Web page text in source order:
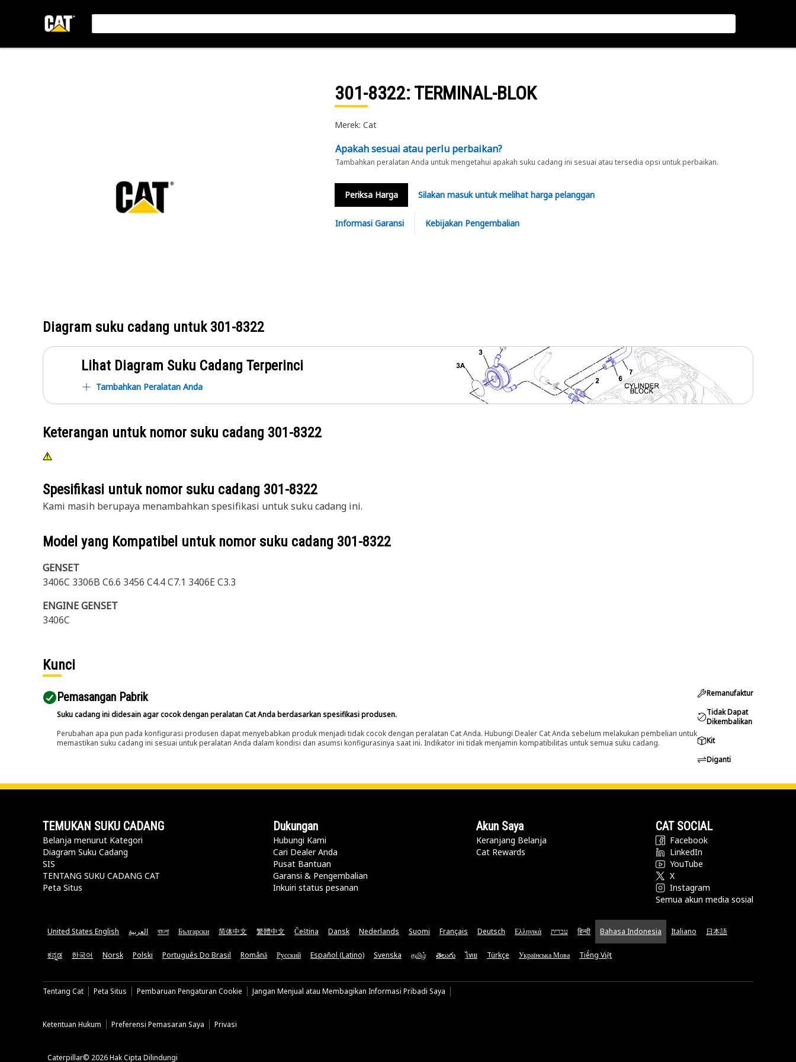
301-8322: TERMINAL-BLOK
Merek: Cat
Apakah sesuai atau perlu perbaikan?
Tambahkan peralatan Anda untuk mengetahui apakah suku cadang ini sesuai atau tersedia opsi untuk perbaikan.
Periksa Harga Silakan masuk untuk melihat harga pelanggan
Informasi Garansi Kebijakan Pengembalian
Diagram suku cadang untuk301-8322
Lihat Diagram Suku Cadang Terperinci
Tambahkan Peralatan Anda
Keterangan untuk nomor suku cadang 301-8322
Spesifikasi untuk nomor suku cadang 301-8322
Kami masih berupaya menambahkan spesifikasi untuk suku cadang ini.
Model yang Kompatibel untuk nomor suku cadang 301-8322
GENSET
3406C 3306B C6.6 3456 C4.4 C7.1 3406E C3.3
ENGINE GENSET
3406C
Kunci
Pemasangan Pabrik
Suku cadang ini didesain agar cocok dengan peralatan Cat Anda berdasarkan spesifikasi produsen.
Perubahan apa pun pada konfigurasi produsen dapat menyebabkan produk menjadi tidak cocok dengan peralatan Cat Anda. Hubungi Dealer Cat Anda sebelum melakukan pembelian untuk
memastikan suku cadang ini sesuai untuk peralatan Anda dalam kondisi dan asumsi konfigurasinya saat ini. Indikator ini tidak menjamin kompatibilitas untuk semua suku cadang.
Remanufaktur
Tidak Dapat
Dikembalikan
Kit
Diganti
TEMUKAN SUKU CADANG
Belanja menurut Kategori
Diagram Suku Cadang
SIS
TENTANG SUKU CADANG CAT
Peta Situs
Dukungan
Hubungi Kami
Cari Dealer Anda
Pusat Bantuan
Garansi & Pengembalian
Inkuiri status pesanan
Akun Saya
Keranjang Belanja
Cat Rewards
CAT SOCIAL
Facebook
LinkedIn
YouTube
X
Instagram
Semua akun media sosial
United States English العربية বাংলা Български 简体中文 繁體中文 Čeština Dansk Nederlands Suomi Français Deutsch Ελληνικά עברית हिन्दी Bahasa Indonesia Italiano 日本語
ಕನ್ನಡ 한국어 Norsk Polski Português Do Brasil Română Русский Español (Latino) Svenska தமிழ் తెలుగు ไทย Türkçe Українська Мова Tiếng Việt
Tentang Cat Peta Situs Pembaruan Pengaturan Cookie Jangan Menjual atau Membagikan Informasi Pribadi Saya
Ketentuan Hukum Preferensi Pemasaran Saya Privasi
Caterpillar© 2026 Hak Cipta Dilindungi